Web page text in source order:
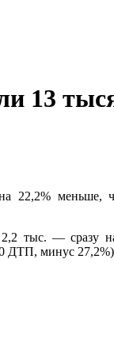
13
22,2%
тыс. — сразу
ДТП, минус 27,2%)